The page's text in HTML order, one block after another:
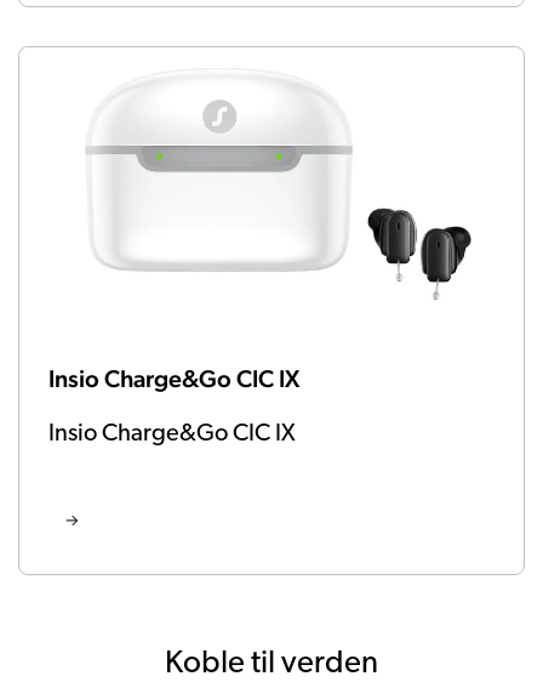
Insio Charge&Go CIC IX
Insio Charge&Go CIC IX
Koble til verden